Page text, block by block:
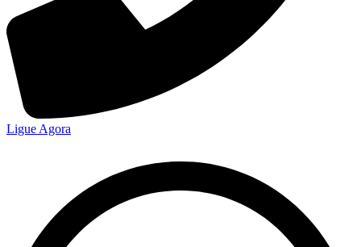
Ligue Agora